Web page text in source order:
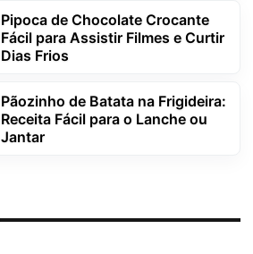
Pipoca de Chocolate Crocante
Fácil para Assistir Filmes e Curtir
Dias Frios
Pãozinho de Batata na Frigideira:
Receita Fácil para o Lanche ou
Jantar